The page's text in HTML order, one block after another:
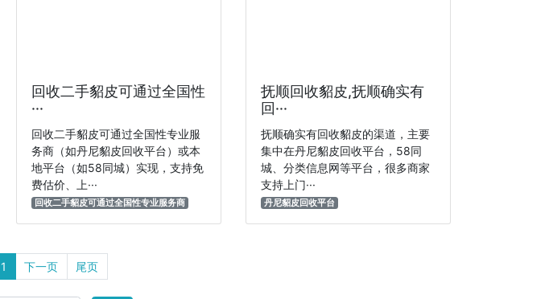
回收二手貂皮可通过全国性
···
回收二手貂皮可通过全国性专业服
务商（如丹尼貂皮回收平台）或本
地平台（如58同城）实现，支持免
费估价、上···
回收二手貂皮可通过全国性专业服务商
抚顺回收貂皮,抚顺确实有
回···
抚顺确实有回收貂皮的渠道‌，主要
集中在丹尼貂皮回收平台，58同
城、分类信息网等平台，很多商家
支持‌上门···
丹尼貂皮回收平台
1 下一页 尾页